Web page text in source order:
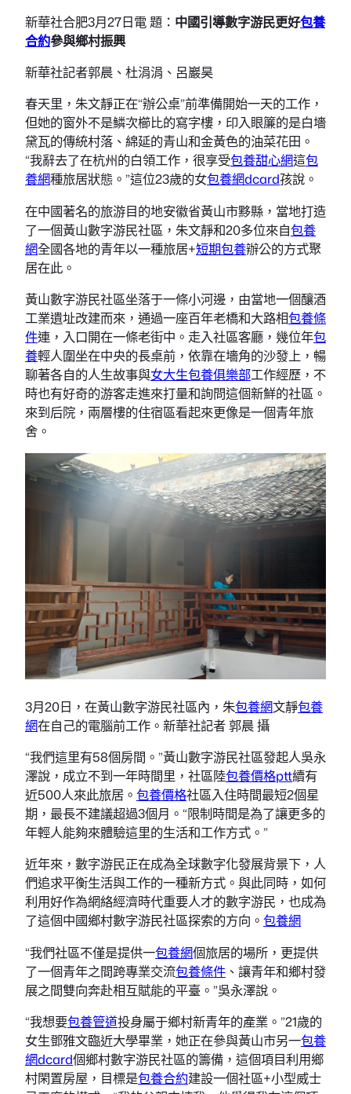
新華社合肥3月27日電 題： 中國引導數字游民更好包養
合約參與鄉村振興
新華社記者郭晨、杜涓涓、呂巖昊
春天里，朱文靜正在“辦公桌”前準備開始一天的工作，
但她的窗外不是鱗次櫛比的寫字樓，印入眼簾的是白墻
黛瓦的傳統村落、綿延的青山和金黃色的油菜花田。
“我辭去了在杭州的白領工作，很享受包養甜心網這包
養網種旅居狀態。”這位23歲的女包養網dcard孩說。
在中國著名的旅游目的地安徽省黃山市黟縣，當地打造
了一個黃山數字游民社區，朱文靜和20多位來自包養
網全國各地的青年以一種旅居+短期包養辦公的方式聚
居在此。
黃山數字游民社區坐落于一條小河邊，由當地一個釀酒
工業遺址改建而來，通過一座百年老橋和大路相包養條
件連，入口開在一條老街中。走入社區客廳，幾位年包
養輕人圍坐在中央的長桌前，依靠在墻角的沙發上，暢
聊著各自的人生故事與女大生包養俱樂部工作經歷，不
時也有好奇的游客走進來打量和詢問這個新鮮的社區。
來到后院，兩層樓的住宿區看起來更像是一個青年旅
舍。
3月20日，在黃山數字游民社區內，朱包養網文靜包養
網在自己的電腦前工作。新華社記者 郭晨 攝
“我們這里有58個房間。”黃山數字游民社區發起人吳永
澤說，成立不到一年時間里，社區陸包養價格ptt續有
近500人來此旅居。 包養價格社區入住時間最短2個星
期，最長不建議超過3個月。“限制時間是為了讓更多的
年輕人能夠來體驗這里的生活和工作方式。”
近年來，數字游民正在成為全球數字化發展背景下，人
們追求平衡生活與工作的一種新方式。與此同時，如何
利用好作為網絡經濟時代重要人才的數字游民，也成為
了這個中國鄉村數字游民社區探索的方向。 包養網
“我們社區不僅是提供一包養網個旅居的場所，更提供
了一個青年之間跨專業交流包養條件 、讓青年和鄉村發
展之間雙向奔赴相互賦能的平臺。”吳永澤說。
“我想要包養管道投身屬于鄉村新青年的產業。”21歲的
女生鄧雅文臨近大學畢業，她正在參與黃山市另一包養
網dcard個鄉村數字游民社區的籌備，這個項目利用鄉
村閑置房屋，目標是包養合約建設一個社區+小型威士